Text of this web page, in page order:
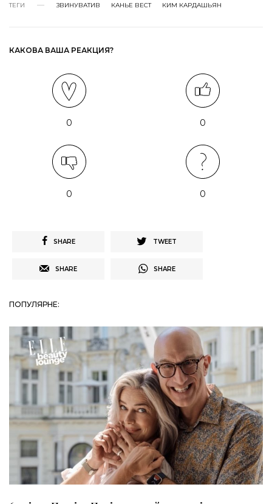
ТЕГИ ЗВИНУВАТИВ КАНЬЕ ВЕСТ КИМ КАРДАШЬЯН
КАКОВА ВАША РЕАКЦИЯ?
0 0
0 0
SHARE TWEET
SHARE SHARE
ПОПУЛЯРНЕ: